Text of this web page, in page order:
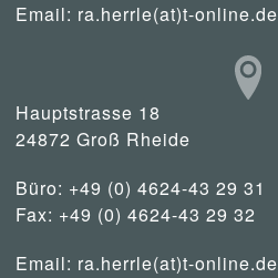
Email: ra.herrle(at)t-online.de
Hauptstrasse 18
24872 Groß Rheide
Büro: +49 (0) 4624-43 29 31
Fax: +49 (0) 4624-43 29 32
Email: ra.herrle(at)t-online.de